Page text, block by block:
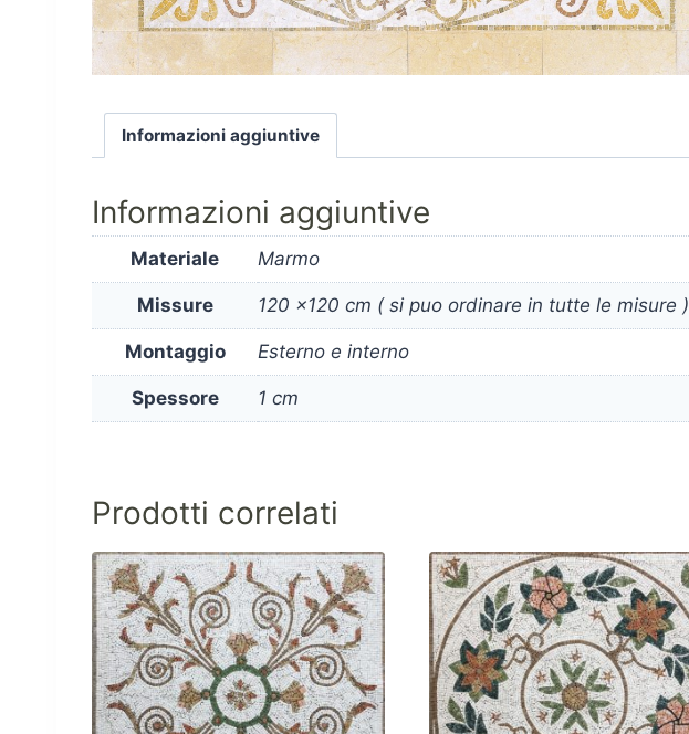
Informazioni aggiuntive
Informazioni aggiuntive
Materiale Marmo
Missure 120 x120 cm ( si puo ordinare in tutte le misure )
Montaggio Esterno e interno
Spessore 1 cm
Prodotti correlati